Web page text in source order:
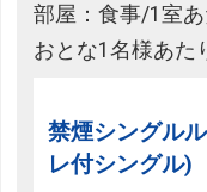
部屋：食事/1室
おとな1名様あた
禁煙シングル
レ付シングル)